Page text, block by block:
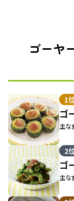
ゴーヤ
1
ゴ
主な
2
ゴ
主な